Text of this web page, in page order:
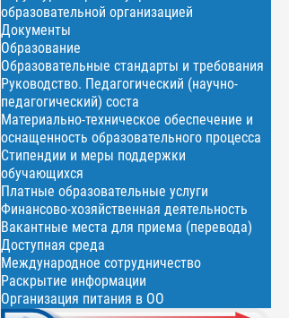
образовательной организацией
Документы
Образование
Образовательные стандарты и требования
Руководство. Педагогический (научно-
педагогический) соста
Материально-техническое обеспечение и
оснащенность образовательного процесса
Стипендии и меры поддержки
обучающихся
Платные образовательные услуги
Финансово-хозяйственная деятельность
Вакантные места для приема (перевода)
Доступная среда
Международное сотрудничество
Раскрытие информации
Организация питания в ОО